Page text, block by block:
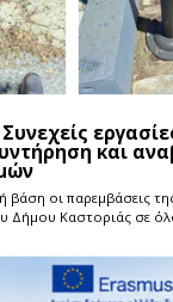
και
βάση οι παρεμβάσεις
Δήμου Καστοριάς σε